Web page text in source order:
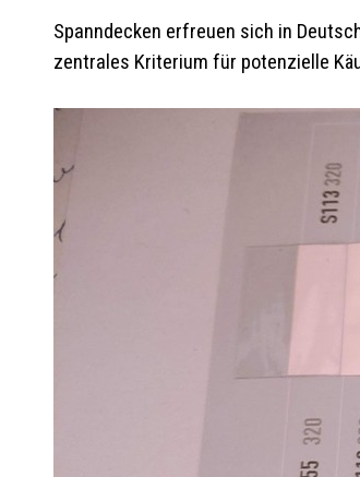
Spanndecken erfreuen sich in
zentrales Kriterium für potenzielle